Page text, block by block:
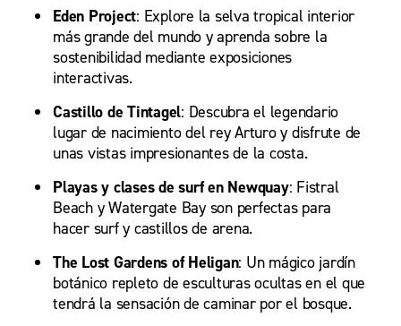
Eden Project: Explore la selva tropical interior
más grande del mundo y aprenda sobre la
sostenibilidad mediante exposiciones
interactivas.
Castillo de Tintagel: Descubra el legendario
lugar de nacimiento del rey Arturo y disfrute de
unas vistas impresionantes de la costa.
Playas y clases de surf en Newquay: Fistral
Beach y Watergate Bay son perfectas para
hacer surf y castillos de arena.
The Lost Gardens of Heligan: Un mágico jardín
botánico repleto de esculturas ocultas en el que
tendrá la sensación de caminar por el bosque.